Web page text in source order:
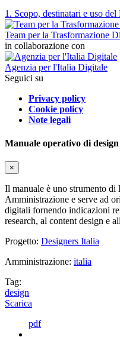
1. Scopo, destinatari e uso
Team per la Trasformazione
in collaborazione con
Agenzia per l'Italia Digitale
Seguici su
Privacy policy
Cookie policy
Note legali
Manuale operativo di design
×
Il manuale è uno strumento di
Amministrazione e serve ad
digitali fornendo indicazioni
research, al content design e
Progetto: Designers Italia
Amministrazione: italia
Tag:
design
Scarica
pdf